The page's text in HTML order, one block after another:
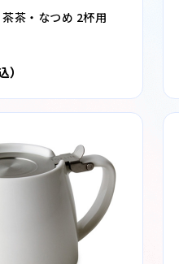
茶・なつめ 2杯用
）